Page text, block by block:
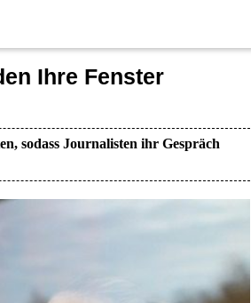
Ihre Fenster
sodass Journalisten ihr Gespräch